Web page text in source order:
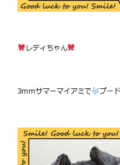
レディちゃん
3mmサマーマイアミで プー